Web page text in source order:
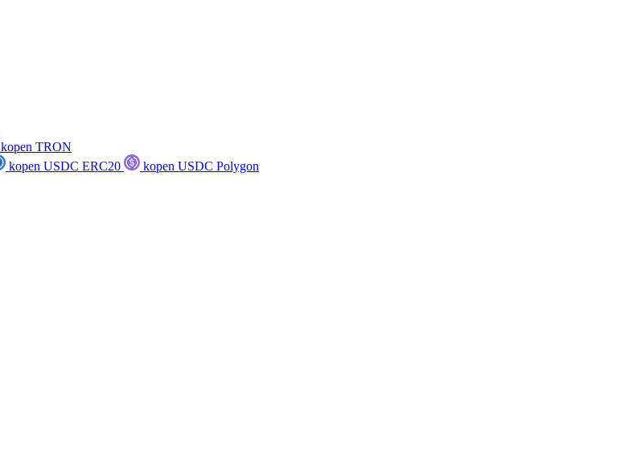
kopen TRON
kopen USDC ERC20
kopen USDC Polygon